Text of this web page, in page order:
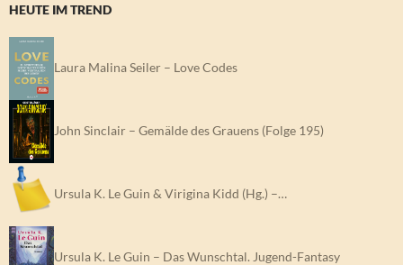
HEUTE IM TREND
Laura Malina Seiler – Love Codes
John Sinclair – Gemälde des Grauens (Folge 195)
Ursula K. Le Guin & Virigina Kidd (Hg.) –…
Ursula K. Le Guin – Das Wunschtal. Jugend-Fantasy